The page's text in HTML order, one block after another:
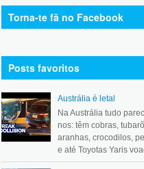
Torna-te fã no Facebook
Posts favoritos
Austrália é letal
Na Austrália tudo
nos: têm cobras,
aranhas, crocodilos,
e até Toyotas Yaris